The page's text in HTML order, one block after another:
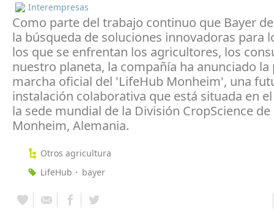
Interempresas
Como parte del trabajo continuo que Bayer
la búsqueda de soluciones innovadoras para
los que se enfrentan los agricultores, los
nuestro planeta, la compañía ha anunciado la
marcha oficial del 'LifeHub Monheim', una
instalación colaborativa que está situada en
la sede mundial de la División CropScience de
Monheim, Alemania.
Otros agricultura
LifeHub
bayer